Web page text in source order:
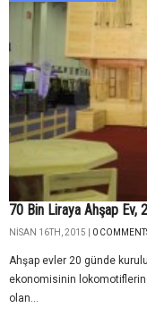
70 Bin Liraya Ahşap Ev,
NISAN 16TH, 2015 | 0
Ahşap evler 20 günde
ekonomisinin
olan...